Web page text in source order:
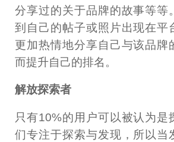
分享过的关于品牌的故事等等
到自己的帖子或照片出现在平
更加热情地分享自己与该品牌
而提升自己的排名。
解放探索者
只有10%的用户可以被认为是
们专注于探索与发现，所以当